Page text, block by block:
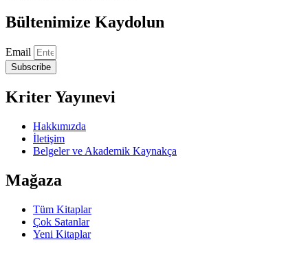
Bültenimize Kaydolun
Email
Subscribe
Kriter Yayınevi
Hakkımızda
İletişim
Belgeler ve Akademik Kaynakça
Mağaza
Tüm Kitaplar
Çok Satanlar
Yeni Kitaplar